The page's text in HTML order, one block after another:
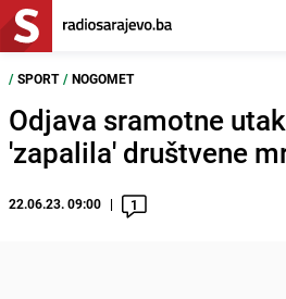
/ SPORT / NOGOMET
Odjava sramotne
'zapalila' društvene
22.06.23. 09:00 1